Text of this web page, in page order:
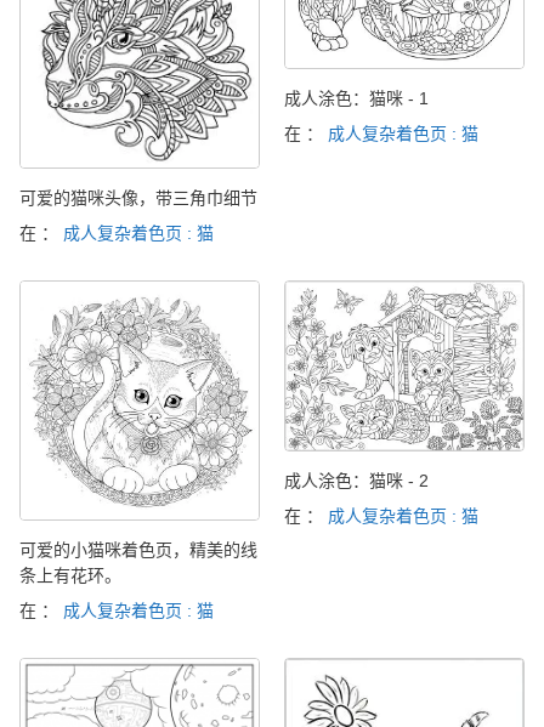
可爱的猫咪头像，带三角巾细节
在 ： 成人复杂着色页 : 猫
成人涂色：猫咪 - 1
在 ： 成人复杂着色页 : 猫
可爱的小猫咪着色页，精美的线
条上有花环。
在 ： 成人复杂着色页 : 猫
成人涂色：猫咪 - 2
在 ： 成人复杂着色页 : 猫